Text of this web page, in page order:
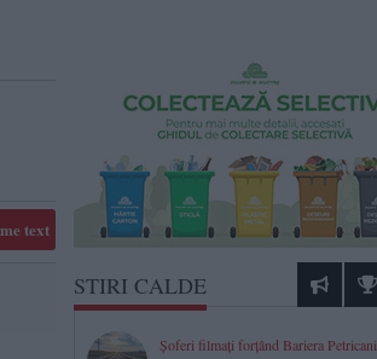
text
STIRI CALDE
Șoferi filmați forțând Bariera Petricani